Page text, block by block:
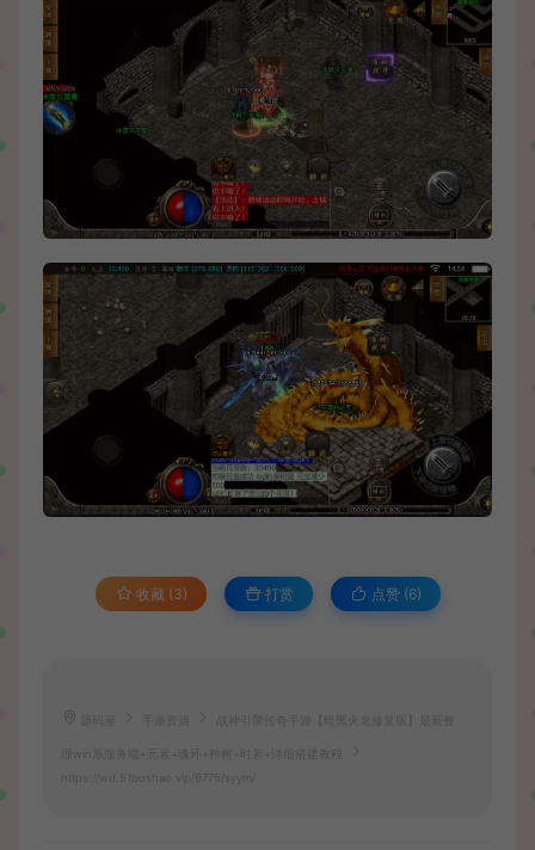
收藏 (3) 打赏 点赞 (6)
手游资源 战神引擎传奇手游【暗黑火龙修复版】最新整
理win系服务端+元素+魂环+种树+时装+详细搭建教程
https://wd.51boshao.vip/6775/syym/